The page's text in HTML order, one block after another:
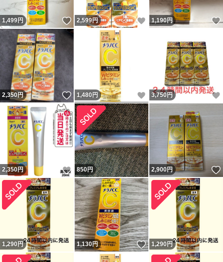
1,499円 いいね！
2,599円 いいね！
1,190円
2,350円 いいね！
1,480 円 いいね！
3,750 円
2,350円 いいね！
850円 2,900円
1,290 円 1,130円 いいね！
1,290 円